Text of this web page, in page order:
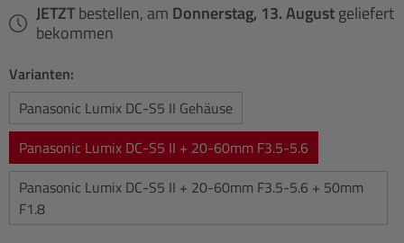
JETZTbestellen, am Donnerstag, 13. Augustgeliefert
bekommen
Varianten:
Panasonic Lumix DC-S5 II Gehäuse
Panasonic Lumix DC-S5 II + 20-60mm F3.5-5.6
Panasonic Lumix DC-S5 II + 20-60mm F3.5-5.6 + 50mm
F1.8